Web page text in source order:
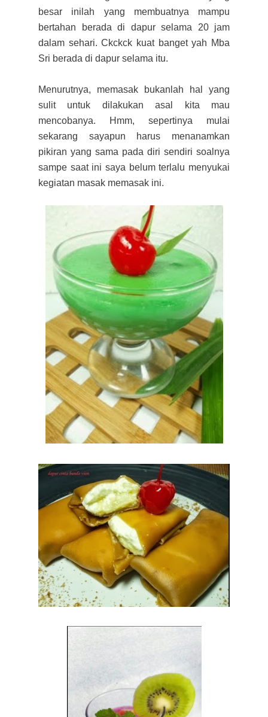
besar inilah yang membuatnya mampu
bertahan berada di dapur selama 20 jam
dalam sehari. Ckckck kuat banget yah Mba
Sri berada di dapur selama itu.
Menurutnya, memasak bukanlah hal yang
sulit untuk dilakukan asal kita mau
mencobanya. Hmm, sepertinya mulai
sekarang sayapun harus menanamkan
pikiran yang sama pada diri sendiri soalnya
sampe saat ini saya belum terlalu menyukai
kegiatan masak memasak ini.